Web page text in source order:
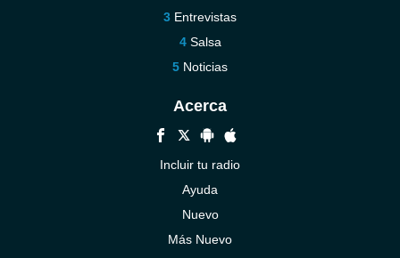
Entrevistas
Salsa
Noticias
Acerca
Incluir tu radio
Ayuda
Nuevo
Más Nuevo